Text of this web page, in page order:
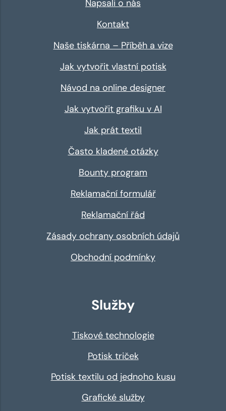
Napsali o nás
Kontakt
Naše tiskárna – Příběh a vize
Jak vytvořit vlastní potisk
Návod na online designer
Jak vytvořit grafiku v AI
Jak prát textil
Často kladené otázky
Bounty program
Reklamační formulář
Reklamační řád
Zásady ochrany osobních údajů
Obchodní podmínky
Služby
Tiskové technologie
Potisk triček
Potisk textilu od jednoho kusu
Grafické služby